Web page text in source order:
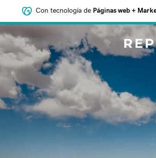
Con tecnología de Páginas web +